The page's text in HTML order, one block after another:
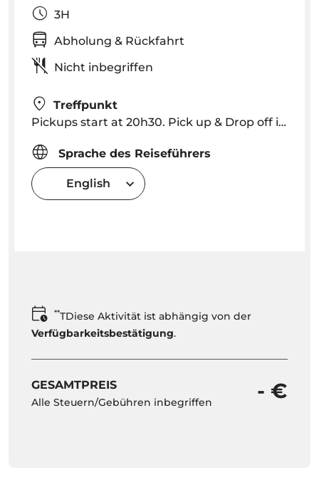
3H
Abholung & Rückfahrt
Nicht inbegriffen
Treffpunkt
Pickups start at 20h30. Pick up & Drop off in Funchal
Sprache des Reiseführers
English
**TDiese Aktivität ist abhängig von der
Verfügbarkeitsbestätigung.
GESAMTPREIS
Alle Steuern/Gebühren inbegriffen - €